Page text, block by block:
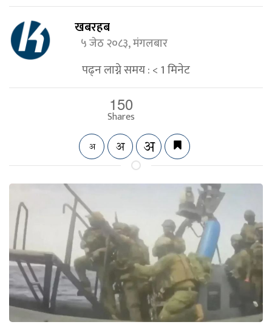
खबरहब
५ जेठ २०८३, मंगलबार
पढ्न लाग्ने समय :< 1मिनेट
150
Shares